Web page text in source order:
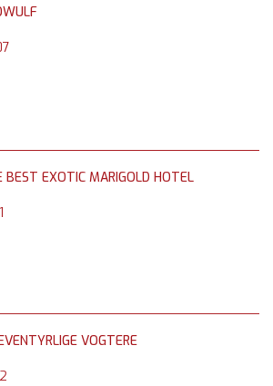
BEST EXOTIC MARIGOLD HOTEL
VOGTERE